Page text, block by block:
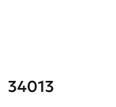
34013